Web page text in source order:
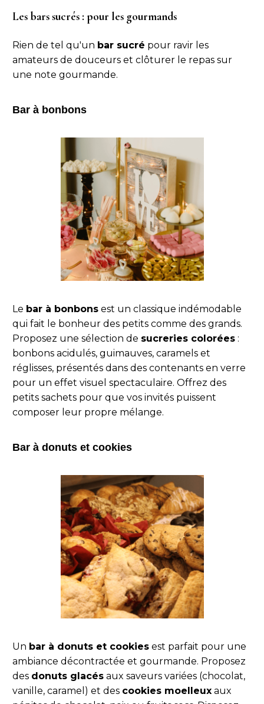
Les bars sucrés : pour les gourmands
Rien de tel qu'un bar sucré pour ravir les
amateurs de douceurs et clôturer le repas sur
une note gourmande.
Bar à bonbons
Le bar à bonbons est un classique indémodable
qui fait le bonheur des petits comme des grands.
Proposez une sélection de sucreries colorées :
bonbons acidulés, guimauves, caramels et
réglisses, présentés dans des contenants en verre
pour un effet visuel spectaculaire. Offrez des
petits sachets pour que vos invités puissent
composer leur propre mélange.
Bar à donuts et cookies
Un bar à donuts et cookies est parfait pour une
ambiance décontractée et gourmande. Proposez
des donuts glacés aux saveurs variées (chocolat,
vanille, caramel) et des cookies moelleux aux